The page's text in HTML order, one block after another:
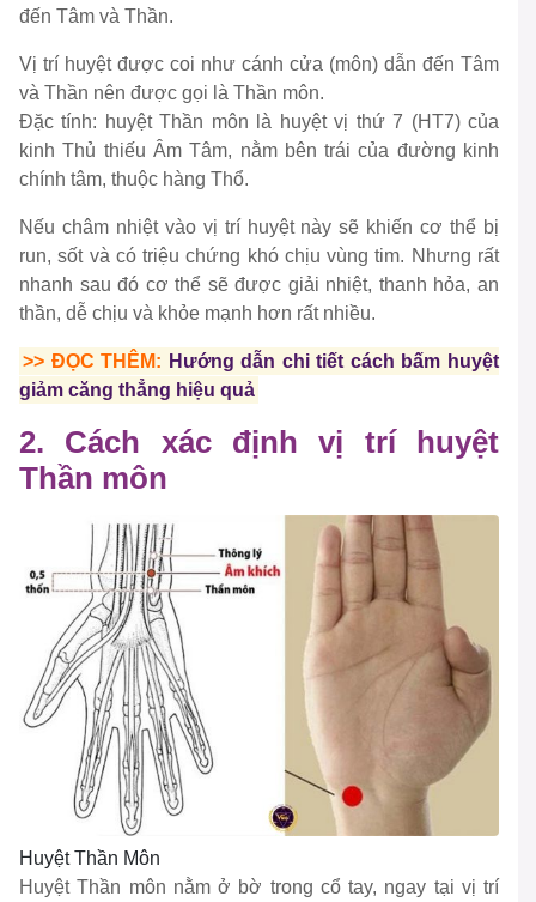
đến Tâm và Thần.
Vị trí huyệt được coi như cánh cửa (môn) dẫn đến Tâm
và Thần nên được gọi là Thần môn.
Đặc tính: huyệt Thần môn là huyệt vị thứ 7 (HT7) của
kinh Thủ thiếu Âm Tâm, nằm bên trái của đường kinh
chính tâm, thuộc hàng Thổ.
Nếu châm nhiệt vào vị trí huyệt này sẽ khiến cơ thể bị
run, sốt và có triệu chứng khó chịu vùng tim. Nhưng rất
nhanh sau đó cơ thể sẽ được giải nhiệt, thanh hỏa, an
thần, dễ chịu và khỏe mạnh hơn rất nhiều.
>> ĐỌC THÊM: Hướng dẫn chi tiết cách bấm huyệt
giảm căng thẳng hiệu quả
2. Cách xác định vị trí huyệt
Thần môn
Huyệt Thần Môn
Huyệt Thần môn nằm ở bờ trong cổ tay, ngay tại vị trí